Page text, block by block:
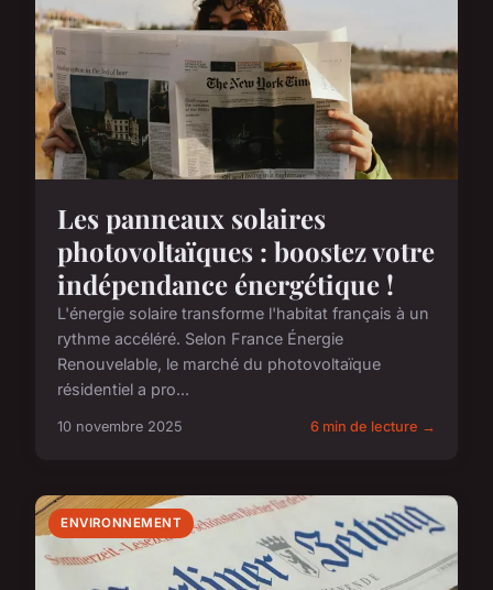
Les panneaux solaires
photovoltaïques : boostez votre
indépendance énergétique !
L'énergie solaire transforme l'habitat français à un
rythme accéléré. Selon France Énergie
Renouvelable, le marché du photovoltaïque
résidentiel a pro...
10 novembre 2025 6 min de lecture →
ENVIRONNEMENT